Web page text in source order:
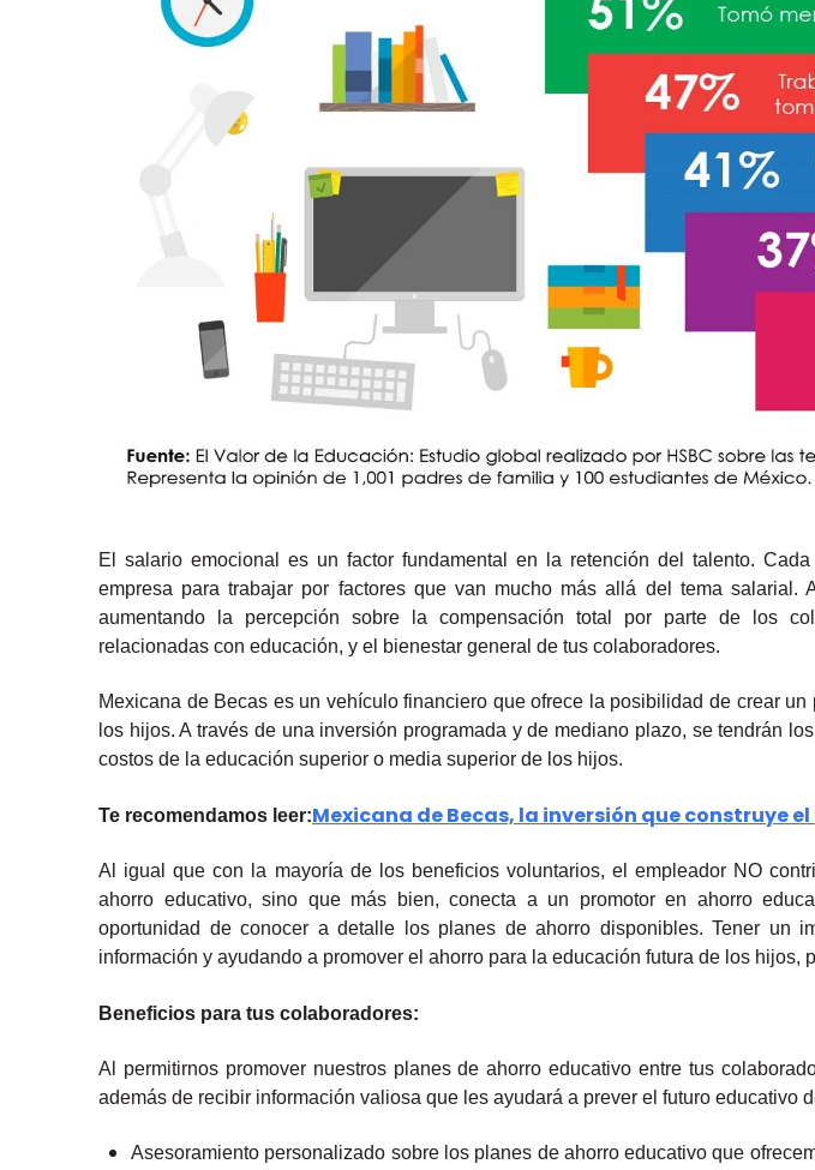
El salario emocional es un factor fundamental en la retención del talento.
empresa para trabajar por factores que van mucho más allá del tema salarial.
aumentando la percepción sobre la compensación total por parte de los
relacionadas con educación, y el bienestar general de tus colaboradores.
Mexicana de Becas es un vehículo financiero que ofrece la posibilidad de crear
los hijos. A través de una inversión programada y de mediano plazo, se tendrán
costos de la educación superior o media superior de los hijos.
Te recomendamos leer:Mexicana de Becas, la inversión que construye
Al igual que con la mayoría de los beneficios voluntarios, el empleador NO
ahorro educativo, sino que más bien, conecta a un promotor en ahorro
oportunidad de conocer a detalle los planes de ahorro disponibles. Tener un
información y ayudando a promover el ahorro para la educación futura de los hijos,
Beneficios para tus colaboradores:
Al permitirnos promover nuestros planes de ahorro educativo entre tus
además de recibir información valiosa que les ayudará a prever el futuro educativo
Asesoramiento personalizado sobre los planes de ahorro educativo que